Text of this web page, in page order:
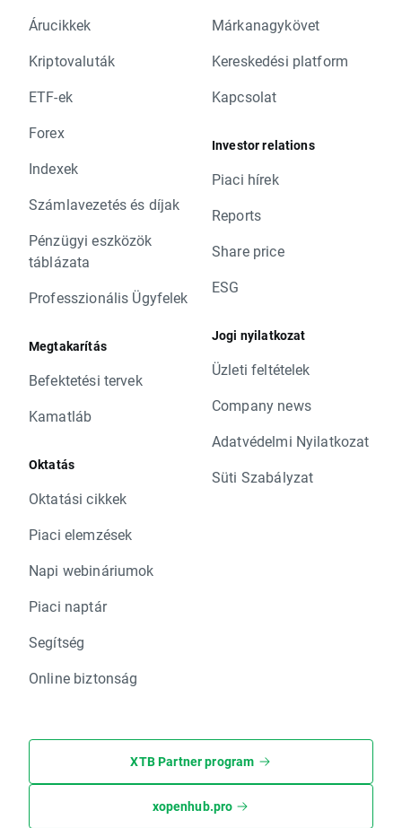
Árucikkek
Kriptovaluták
ETF-ek
Forex
Indexek
Számlavezetés és díjak
Pénzügyi eszközök
táblázata
Professzionális Ügyfelek
Megtakarítás
Befektetési tervek
Kamatláb
Oktatás
Oktatási cikkek
Piaci elemzések
Napi webináriumok
Piaci naptár
Segítség
Online biztonság
Márkanagykövet
Kereskedési platform
Kapcsolat
Investor relations
Piaci hírek
Reports
Share price
ESG
Jogi nyilatkozat
Üzleti feltételek
Company news
Adatvédelmi Nyilatkozat
Süti Szabályzat
XTB Partner program
xopenhub.pro